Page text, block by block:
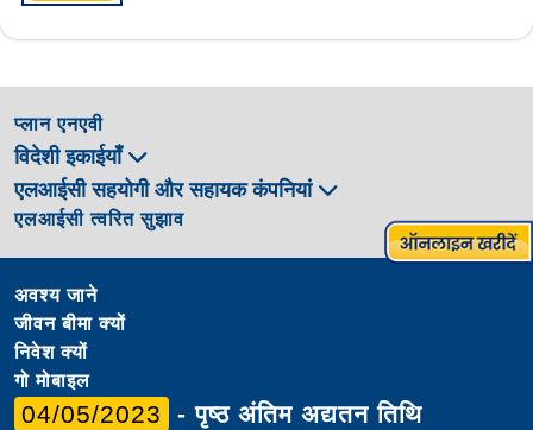
प्लान एनएवी
विदेशी इकाईयाँ
एलआईसी सहयोगी और सहायक कंपनियां
एलआईसी त्वरित सुझाव
अवश्य जाने
जीवन बीमा क्यों
निवेश क्यों
गो मोबाइल
04/05/2023 - पृष्ठ अंतिम अद्यतन तिथि